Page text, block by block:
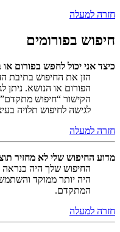
חזרה למעלה
חיפוש בפורומים
כיצד אני יכול לחפש בפורום או
הזן את החיפוש בתיבת
הפורום או הנושא. ניתן
הקישור “חיפוש
לגישה לחיפוש תלויה
חזרה למעלה
מדוע החיפוש שלי לא מחזיר
החיפוש שלך היה כנראה
היה יותר ממוקד
המתקדם.
חזרה למעלה